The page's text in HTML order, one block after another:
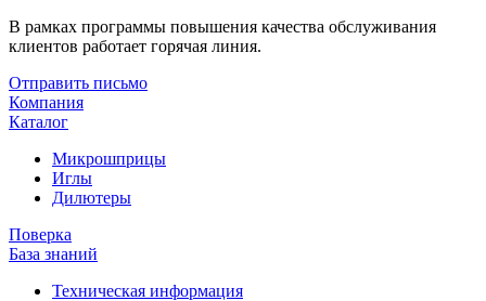
В рамках программы повышения качества обслуживания
клиентов работает горячая линия.
Отправить письмо
Компания
Каталог
Микрошприцы
Иглы
Дилютеры
Поверка
База знаний
Техническая информация